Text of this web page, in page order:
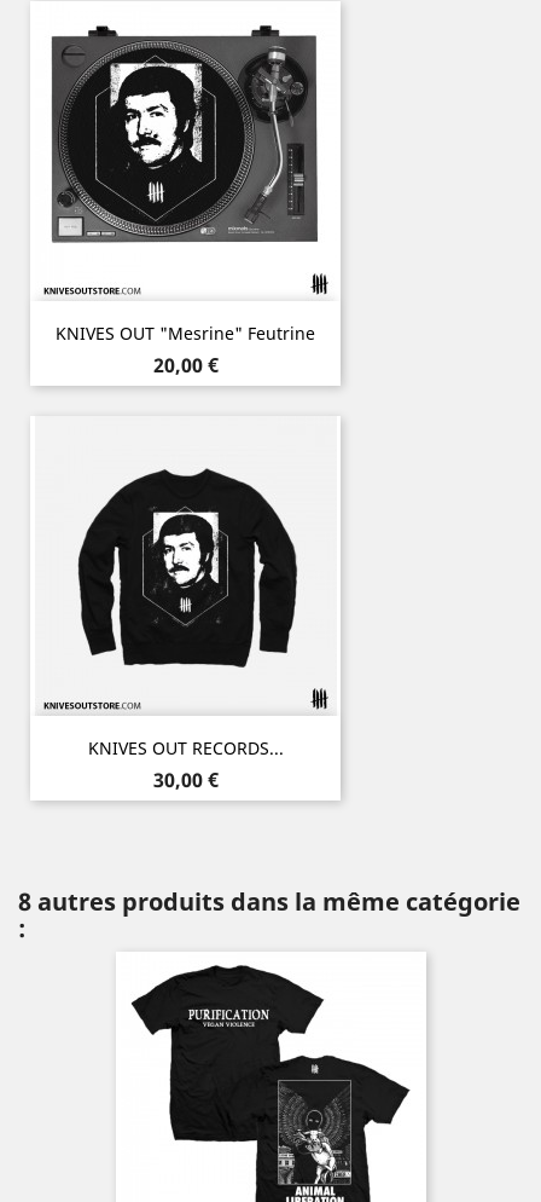
KNIVES OUT "Mesrine" Feutrine
Prix
20,00 €
KNIVES OUT RECORDS...
Prix
30,00 €
8 autres produits dans la même catégorie
: